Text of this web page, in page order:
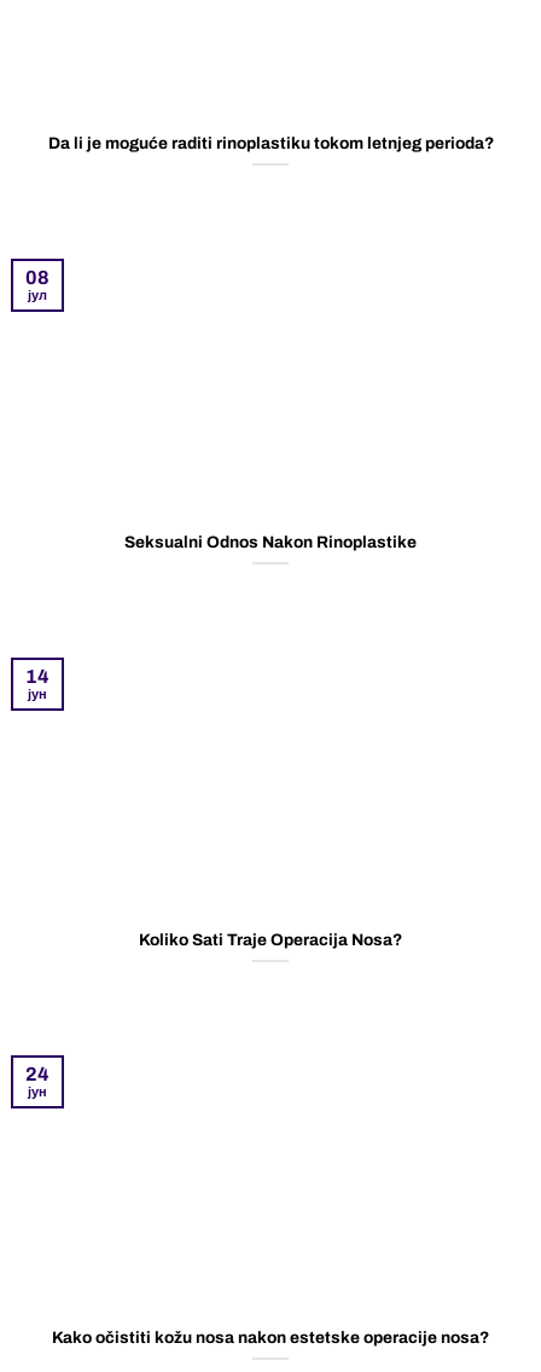
Da li je moguće raditi rinoplastiku tokom letnjeg perioda?
Seksualni Odnos Nakon Rinoplastike
08
јул
Koliko Sati Traje Operacija Nosa?
14
јун
Kako očistiti kožu nosa nakon estetske operacije nosa?
24
јун